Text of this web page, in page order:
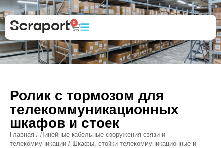
0
Ролик с тормозом для
телекоммуникационных
шкафов и стоек
Главная / Линейные кабельные сооружения связи и
телекоммуникации / Шкафы, стойки телекоммуникационные и